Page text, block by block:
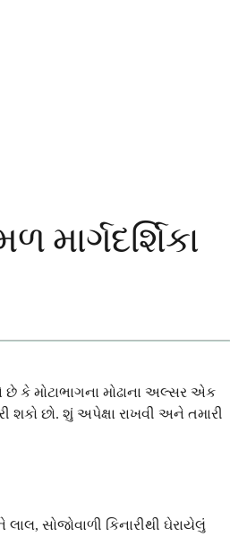
માર્ગદર્શિકા
છે કે મોટાભાગના મોઢાના અલ્સર એક
છો. શું અપેક્ષા રાખવી અને તમારી
સોજોવાળી કિનારીથી ઘેરાયેલું